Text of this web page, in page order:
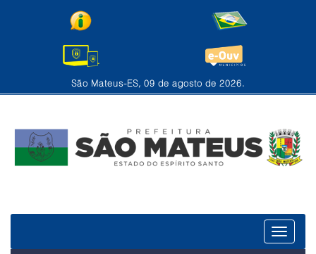
São Mateus-ES, 09 de agosto de 2026.
Menu